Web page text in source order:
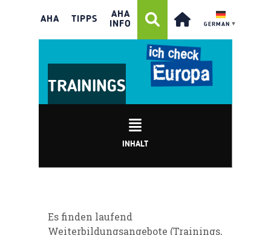
AHA TIPPS
AHA
INFO
GERMAN ▼
TRAININGS
INHALT
Es finden laufend
Weiterbildungsangebote (Trainings,